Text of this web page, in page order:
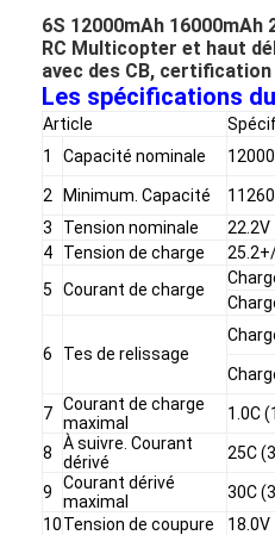
6S 12000mAh 16000mAh
RC Multicopter et haut
avec des CB, certification
Les spécifications
Article
1
Capacité nominale
2
Minimum. Capacité
3
Tension nominale
22.2V
4
Tension de charge
5
Courant de charge
6 Tes de relissage
7 Courant de charge
maximal
1.0C
8
À suivre. Courant
dérivé
25C
9
Courant dérivé
maximal
30C
10Tension de coupure
18.0V